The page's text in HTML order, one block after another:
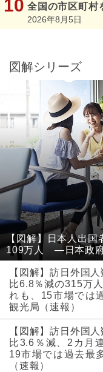
全国の市区町村
2026年8月5日
図解シリーズ
【図解】日本人出
109万人 ―日本政府
【図解】訪日外国
比6.8％減の315万
れも、15市場で
観光局（速報）
【図解】訪日外国
比3.6％減、2カ月
19市場では過去
（速報）